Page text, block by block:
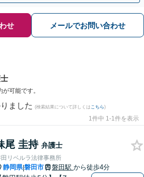
せ メールでお問い合わせ
可能です。
ました (検索結果について詳しくは こちら)
1件中 1-1件を表示
尾 圭持 弁護士
リベルラ法律事務所
静岡県|磐田市 磐田駅 から徒歩4分